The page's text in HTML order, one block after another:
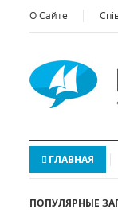
О Сайте
ГЛАВНАЯ
ПОПУЛЯРНЫЕ